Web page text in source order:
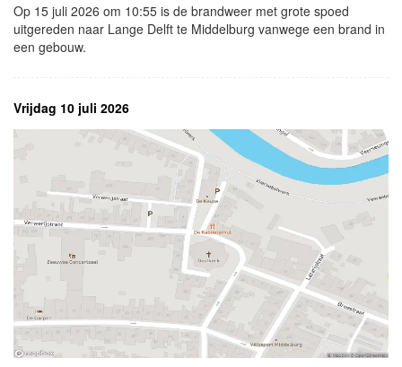
Op 15 juli 2026 om 10:55 is de brandweer met grote spoed
uitgereden naar Lange Delft te Middelburg vanwege een brand in
een gebouw.
Vrijdag 10 juli 2026